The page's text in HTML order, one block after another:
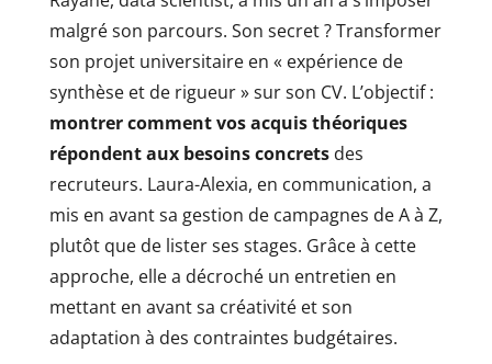
malgré son parcours. Son secret ? Transformer
son projet universitaire en « expérience de
synthèse et de rigueur » sur son CV. L’objectif :
montrer comment vos acquis théoriques
répondent aux besoins concretsdes
recruteurs. Laura-Alexia, en communication, a
mis en avant sa gestion de campagnes de A à Z,
plutôt que de lister ses stages. Grâce à cette
approche, elle a décroché un entretien en
mettant en avant sa créativité et son
adaptation à des contraintes budgétaires.